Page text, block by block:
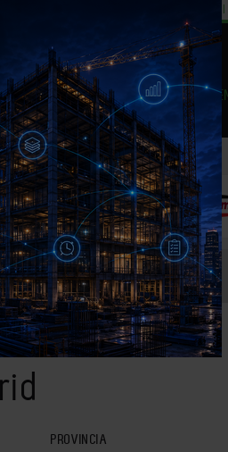
29% cambiar al alquiler temporal
|
AGENDA ARTÍCULOS
PREMIUM
PROVINCIA